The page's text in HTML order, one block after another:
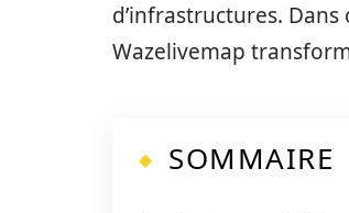
d’infrastructures.
Wazelivemap
SOMMAIRE